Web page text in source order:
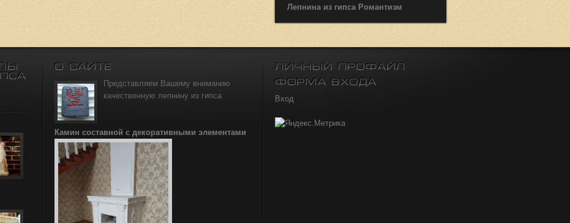
Лепнина из гипса Романтизм
Представляем Вашему вниманию
качественную лепнину из гипса
Камин составной с декоративными элементами
Вход